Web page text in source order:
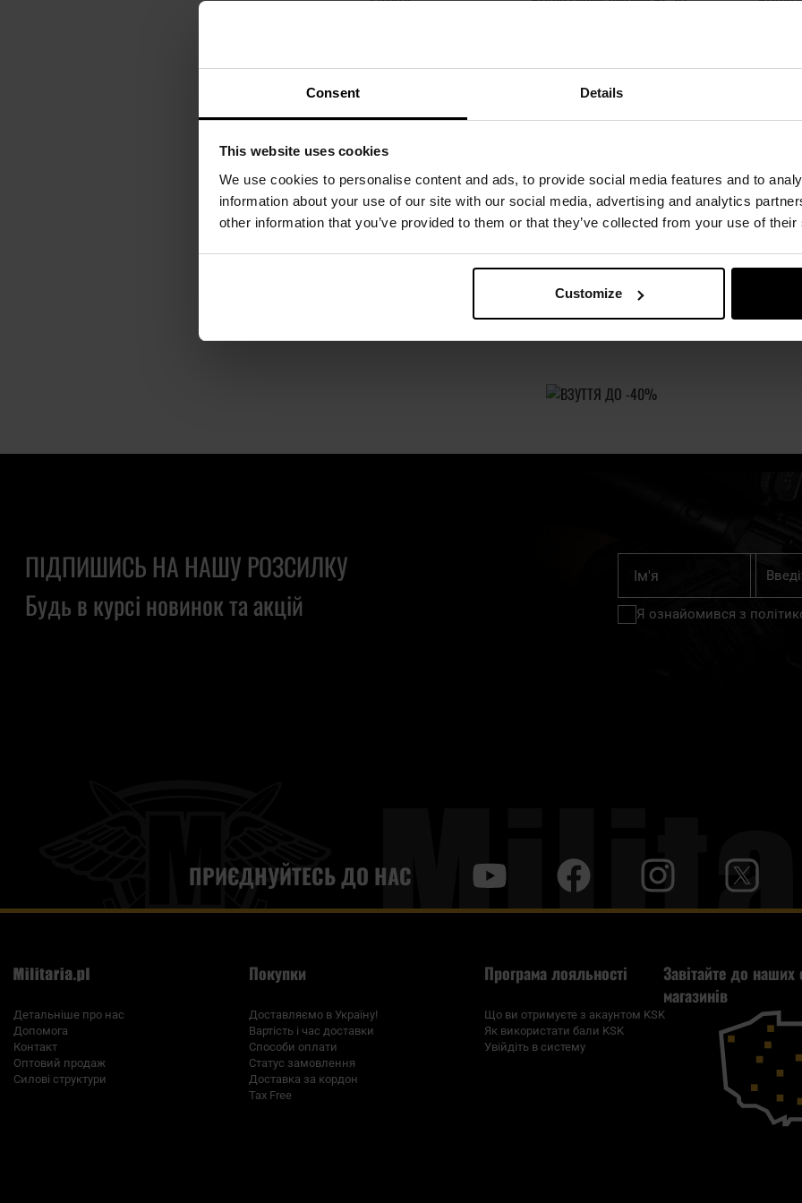
Consent Details
This website uses cookies
We use cookies to personalise content and ads, to provide social media features and to
information about your use of our site with our social media, advertising and analytics
other information that you’ve provided to them or that they’ve collected from your use of
Customize
2 945,44 грн
5 983,21 грн
ПОВІДОМИТИ ПРО
Додати до
порівняння
766,91 грн
1 198,44 грн
ПОВІДОМИТИ ПРО
Додати до
порівняння
Додати до
порівняння
Показувати на кожній сторінц
ПІДПИШИСЬ НА НАШУ РОЗСИЛКУ
Будь в курсі новинок та акцій
нашу
розсилку
Я ознайомився з
ПРИЄДНУЙТЕСЬ ДО НАС
Детальніше про нас
Допомога
Контакт
Оптовий продаж
Силові структури
Покупки
Доставляємо в Україну!
Вартість і час доставки
Способи оплати
Статус замовлення
Доставка за кордон
Tax Free
Програма лояльності
Що ви отримуєте з акаунтом KSK
Як використати бали KSK
Увійдіть в систему
Завітайте до наших
магазинів